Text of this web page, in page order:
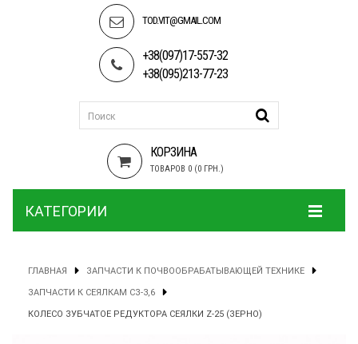
TOD.VIT@GMAIL.COM
+38(097)17-557-32
+38(095)213-77-23
КОРЗИНА
ТОВАРОВ 0 (0 ГРН.)
КАТЕГОРИИ
ГЛАВНАЯ ЗАПЧАСТИ К ПОЧВООБРАБАТЫВАЮЩЕЙ ТЕХНИКЕ
ЗАПЧАСТИ К СЕЯЛКАМ СЗ-3,6
КОЛЕСО ЗУБЧАТОЕ РЕДУКТОРА СЕЯЛКИ Z-25 (ЗЕРНО)